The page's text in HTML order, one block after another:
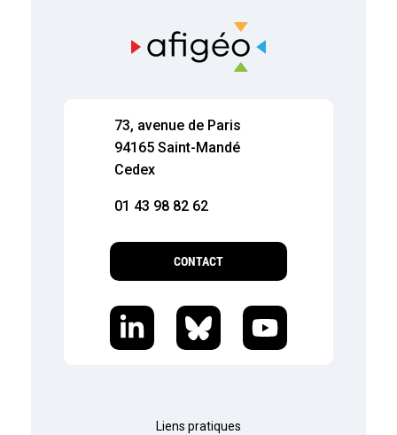
73, avenue de Paris
94165 Saint-Mandé
Cedex
01 43 98 82 62
CONTACT
Liens pratiques